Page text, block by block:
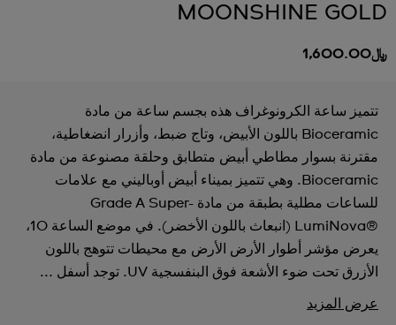
MOONSHINE GOLD
﷼1,600.00
تتميز ساعة الكرونوغراف هذه بجسم ساعة من مادة
Bioceramic باللون الأبيض، وتاج ضبط، وأزرار انضغاطية،
مقترنة بسوار مطاطي أبيض متطابق وحلقة مصنوعة من مادة
Bioceramic. وهي تتميز بميناء أبيض أوباليني مع علامات
للساعات مطلية بطبقة من مادة Grade A Super-
LumiNova®‎ (انبعاث باللون الأخضر). في موضع الساعة 10،
يعرض مؤشر أطوار الأرض الأرض مع محيطات تتوهج باللون
الأزرق تحت ضوء الأشعة فوق البنفسجية UV. توجد أسفل ...
عرض المزيد